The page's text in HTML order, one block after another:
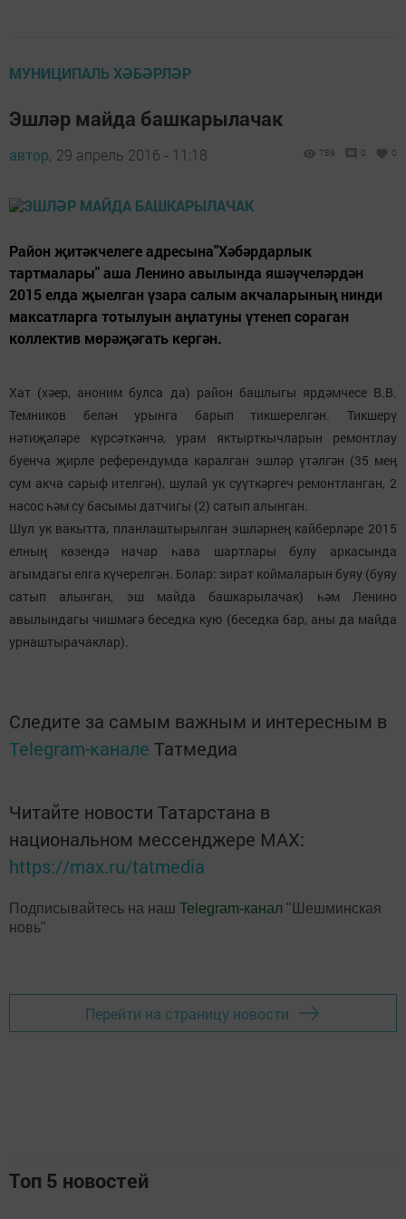
МУНИЦИПАЛЬ ХӘБӘРЛӘР
Эшләр майда башкарылачак
автор, 29 апрель 2016 - 11:18 789 0 0
Район җитәкчелеге адресына"Хәбәрдарлык
тартмалары" аша Ленино авылында яшәүчеләрдән
2015 елда җыелган үзара салым акчаларының нинди
максатларга тотылуын аңлатуны үтенеп сораган
коллектив мөрәҗәгать кергән.
Хат (хәер, аноним булса да) район башлыгы ярдәмчесе В.В.
Темников белән урынга барып тикшерелгән. Тикшерү
нәтиҗәләре күрсәткәнчә, урам яктырткычларын ремонтлау
буенча җирле референдумда каралган эшләр үтәлгән (35 мең
сум акча сарыф ителгән), шулай ук суүткәргеч ремонтланган, 2
насос һәм су басымы датчигы (2) сатып алынган.
Шул ук вакытта, планлаштырылган эшләрнең кайберләре 2015
елның көзендә начар һава шартлары булу аркасында
агымдагы елга күчерелгән. Болар: зират коймаларын буяу (буяу
сатып алынган, эш майда башкарылачак) һәм Ленино
авылындагы чишмәгә беседка кую (беседка бар, аны да майда
урнаштырачаклар).
Следите за самым важным и интересным в
Telegram-канале Татмедиа
Читайте новости Татарстана в
национальном мессенджере MАХ:
https://max.ru/tatmedia
Подписывайтесь на наш Telegram-канал "Шешминская
новь"
Перейти на страницу новости
Топ 5 новостей